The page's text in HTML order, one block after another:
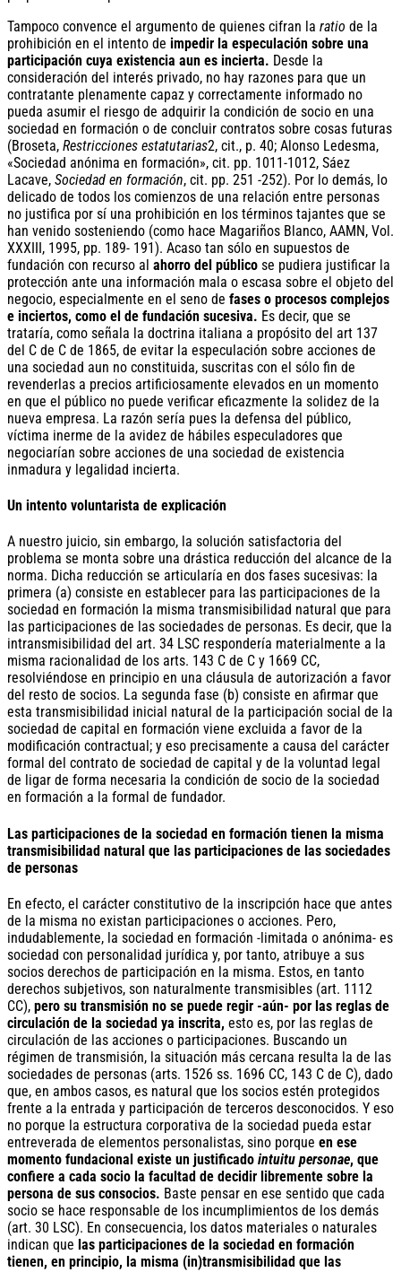
Tampoco convence el argumento de quienes cifran la ratio de la
prohibición en el intento de impedir la especulación sobre una
participación cuya existencia aun es incierta. Desde la
consideración del interés privado, no hay razones para que un
contratante plenamente capaz y correctamente informado no
pueda asumir el riesgo de adquirir la condición de socio en una
sociedad en formación o de concluir contratos sobre cosas futuras
(Broseta, Restricciones estatutarias2, cit., p. 40; Alonso Ledesma,
«Sociedad anónima en formación», cit. pp. 1011-1012, Sáez
Lacave, Sociedad en formación, cit. pp. 251 -252). Por lo demás, lo
delicado de todos los comienzos de una relación entre personas
no justifica por sí una prohibición en los términos tajantes que se
han venido sosteniendo (como hace Magariños Blanco, AAMN, Vol.
XXXIII, 1995, pp. 189- 191). Acaso tan sólo en supuestos de
fundación con recurso al ahorro del público se pudiera justificar la
protección ante una información mala o escasa sobre el objeto del
negocio, especialmente en el seno de fases o procesos complejos
e inciertos, como el de fundación sucesiva. Es decir, que se
trataría, como señala la doctrina italiana a propósito del art 137
del C de C de 1865, de evitar la especulación sobre acciones de
una sociedad aun no constituida, suscritas con el sólo fin de
revenderlas a precios artificiosamente elevados en un momento
en que el público no puede verificar eficazmente la solidez de la
nueva empresa. La razón sería pues la defensa del público,
víctima inerme de la avidez de hábiles especuladores que
negociarían sobre acciones de una sociedad de existencia
inmadura y legalidad incierta.
Un intento voluntarista de explicación
A nuestro juicio, sin embargo, la solución satisfactoria del
problema se monta sobre una drástica reducción del alcance de la
norma. Dicha reducción se articularía en dos fases sucesivas: la
primera (a) consiste en establecer para las participaciones de la
sociedad en formación la misma transmisibilidad natural que para
las participaciones de las sociedades de personas. Es decir, que la
intransmisibilidad del art. 34 LSC respondería materialmente a la
misma racionalidad de los arts. 143 C de C y 1669 CC,
resolviéndose en principio en una cláusula de autorización a favor
del resto de socios. La segunda fase (b) consiste en afirmar que
esta transmisibilidad inicial natural de la participación social de la
sociedad de capital en formación viene excluida a favor de la
modificación contractual; y eso precisamente a causa del carácter
formal del contrato de sociedad de capital y de la voluntad legal
de ligar de forma necesaria la condición de socio de la sociedad
en formación a la formal de fundador.
Las participaciones de la sociedad en formación tienen la misma
transmisibilidad natural que las participaciones de las sociedades
de personas
En efecto, el carácter constitutivo de la inscripción hace que antes
de la misma no existan participaciones o acciones. Pero,
indudablemente, la sociedad en formación -limitada o anónima- es
sociedad con personalidad jurídica y, por tanto, atribuye a sus
socios derechos de participación en la misma. Estos, en tanto
derechos subjetivos, son naturalmente transmisibles (art. 1112
CC), pero su transmisión no se puede regir -aún- por las reglas de
circulación de la sociedad ya inscrita, esto es, por las reglas de
circulación de las acciones o participaciones. Buscando un
régimen de transmisión, la situación más cercana resulta la de las
sociedades de personas (arts. 1526 ss. 1696 CC, 143 C de C), dado
que, en ambos casos, es natural que los socios estén protegidos
frente a la entrada y participación de terceros desconocidos. Y eso
no porque la estructura corporativa de la sociedad pueda estar
entreverada de elementos personalistas, sino porque en ese
momento fundacional existe un justificado intuitu personae, que
confiere a cada socio la facultad de decidir libremente sobre la
persona de sus consocios. Baste pensar en ese sentido que cada
socio se hace responsable de los incumplimientos de los demás
(art. 30 LSC). En consecuencia, los datos materiales o naturales
indican que las participaciones de la sociedad en formación
tienen, en principio, la misma (in)transmisibilidad que las